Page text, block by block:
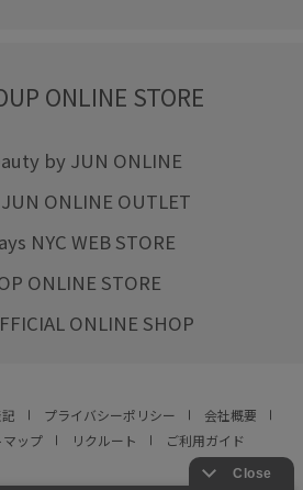
ONLINE STORE
by JUN ONLINE
ONLINE OUTLET
NYC WEB STORE
ONLINE STORE
ONLINE SHOP
プライバシーポリシー
会社概要
ップ リクルート ご利用ガイド